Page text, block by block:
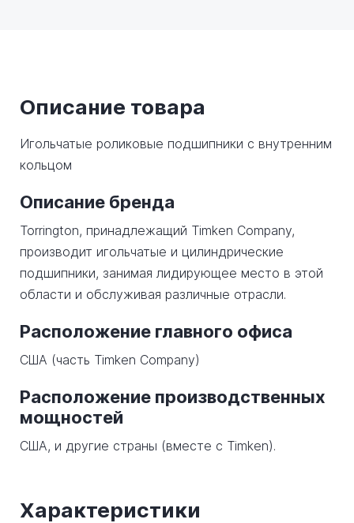
Описание товара
Игольчатые роликовые подшипники с внутренним
кольцом
Описание бренда
Torrington, принадлежащий Timken Company,
производит игольчатые и цилиндрические
подшипники, занимая лидирующее место в этой
области и обслуживая различные отрасли.
Расположение главного офиса
США (часть Timken Company)
Расположение производственных
мощностей
США, и другие страны (вместе с Timken).
Характеристики